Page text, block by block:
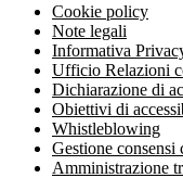
Cookie policy
Note legali
Informativa
Ufficio Relazioni
Dichiarazione di
Obiettivi di
Whistleblowing
Gestione consensi
Amministrazione